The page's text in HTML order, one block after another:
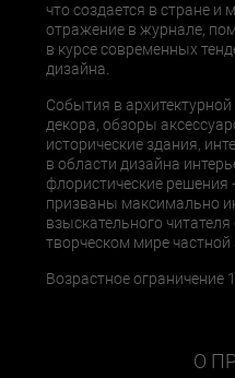
что создается в стране и
отражение в журнале,
в курсе современных
дизайна.
События в
декора, обзоры
исторические здания,
в области дизайна
флористические
призваны максимально
взыскательного
творческом мире частной
Возрастное ограничение
О